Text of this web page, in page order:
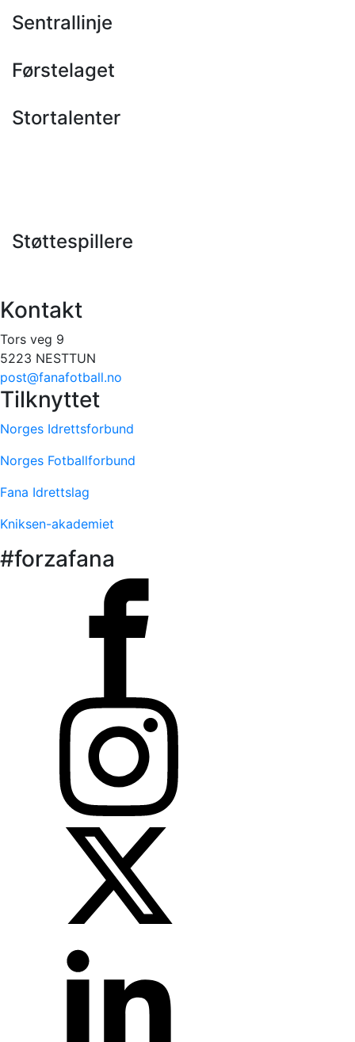
Sentrallinje
Førstelaget
Stortalenter
Støttespillere
Kontakt
Tors veg 9
5223 NESTTUN
post@fanafotball.no
Tilknyttet
Norges Idrettsforbund
Norges Fotballforbund
Fana Idrettslag
Kniksen-akademiet
#forzafana